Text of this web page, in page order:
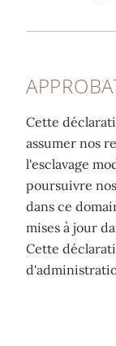
Cette
assumer nos
l'esclavage
poursuivre
dans ce
mises à jour
Cette